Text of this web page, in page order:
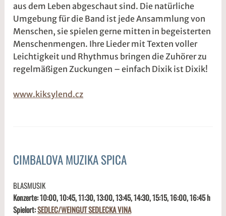
aus dem Leben abgeschaut sind. Die natürliche
Umgebung für die Band ist jede Ansammlung von
Menschen, sie spielen gerne mitten in begeisterten
Menschenmengen. Ihre Lieder mit Texten voller
Leichtigkeit und Rhythmus bringen die Zuhörer zu
regelmäßigen Zuckungen – einfach Dixik ist Dixik!
www.kiksylend.cz
ALLGEMEIN
CIMBALOVA MUZIKA SPICA
.
M
ä
1
d
w
BLASMUSIK
Konzerte: 10:00, 10:45, 11:30, 13:00, 13:45, 14:30, 15:15, 16:00, 16:45 h
Spielort:SEDLEC/WEINGUT SEDLECKA VINA